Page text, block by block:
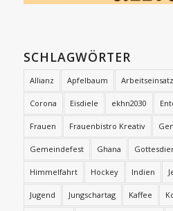
SCHLAGWÖRTER
Allianz Apfelbaum Arbeitseinsatz
Corona Eisdiele ekhn2030
Frauen Frauenbistro Kreativ
Gemeindefest Ghana
Himmelfahrt Hockey Indien
Jugend Jungschartag Kaffee